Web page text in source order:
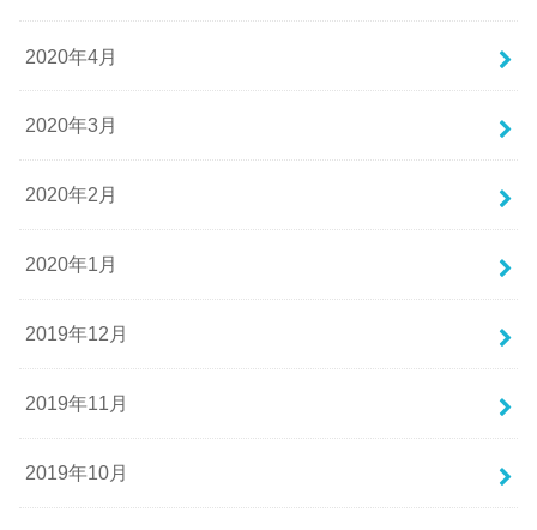
2020年4月
2020年3月
2020年2月
2020年1月
2019年12月
2019年11月
2019年10月